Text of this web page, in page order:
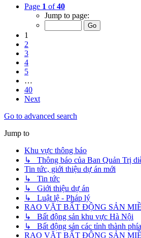
Page 1 of40
Jump to page:
1
2
3
4
5
…
40
Next
Go to advanced search
Jump to
Khu vực thông báo
↳ Thông báo của Ban Quản Trị
Tin tức, giới thiệu dự án mới
↳ Tin tức
↳ Giới thiệu dự án
↳ Luật lệ - Pháp lý
RAO VẶT BẤT ĐỘNG SẢN
↳ Bất động sản khu vực Hà Nội
↳ Bất động sản các tỉnh thành
RAO VẶT BẤT ĐỘNG SẢN